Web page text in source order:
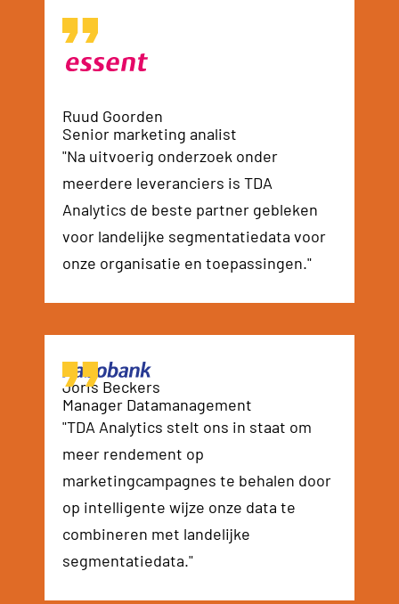
Ruud Goorden
Senior marketing analist
"Na uitvoerig onderzoek onder
meerdere leveranciers is TDA
Analytics de beste partner gebleken
voor landelijke segmentatiedata voor
onze organisatie en toepassingen."
Joris Beckers
Manager Datamanagement
"TDA Analytics stelt ons in staat om
meer rendement op
marketingcampagnes te behalen door
op intelligente wijze onze data te
combineren met landelijke
segmentatiedata."